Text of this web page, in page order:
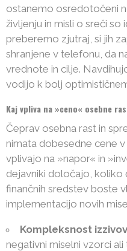
ostanemo osredotočeni
življenju in misli o sreči so
preberemo zjutraj, si jih
shranjene v telefonu, da
vrednote in cilje.
vodijo k bolj
Kaj vpliva na »ceno« osebne
Čeprav osebna rast in
nimata dobesedne cene
vplivajo na »napor« in
dejavniki določajo, koliko
finančnih sredstev boste
implementacijo novih
Kompleksnost
negativni miselni vzorci